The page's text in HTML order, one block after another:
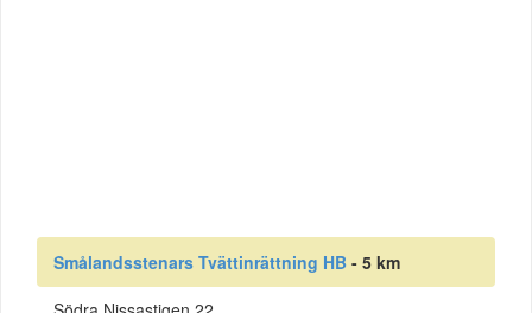
Smålandsstenars Tvättinrättning HB - 5 km